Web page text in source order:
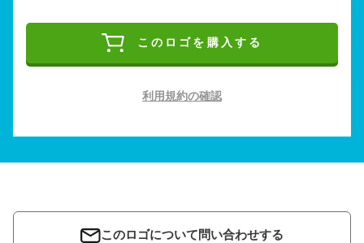
このロゴを購入する
利用規約の確認
このロゴについて問い合わせする